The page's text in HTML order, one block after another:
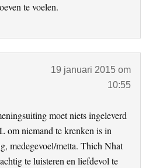
te voelen.
19 januari 2015 om
10:55
moet niets ingeleverd
om niemand te krenken is in
medegevoel/metta. Thich Nhat
te luisteren en liefdevol te